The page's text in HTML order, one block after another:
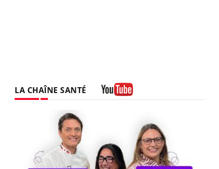
LA CHAÎNE SANTÉ